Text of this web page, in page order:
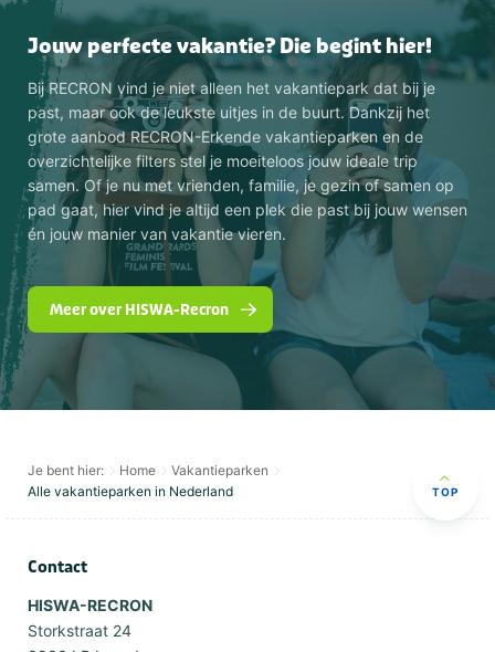
Jouw perfecte vakantie? Die begint hier!
Bij RECRON vind je niet alleen het vakantiepark dat bij je
past, maar ook de leukste uitjes in de buurt. Dankzij het
grote aanbod RECRON-Erkende vakantieparken en de
overzichtelijke filters stel je moeiteloos jouw ideale trip
samen. Of je nu met vrienden, familie, je gezin of samen op
pad gaat, hier vind je altijd een plek die past bij jouw wensen
én jouw manier van vakantie vieren.
Meer over HISWA-Recron
Je bent hier: Home
Vakantieparken
Alle vakantieparken in Nederland
TOP
Contact
HISWA-RECRON
Storkstraat 24